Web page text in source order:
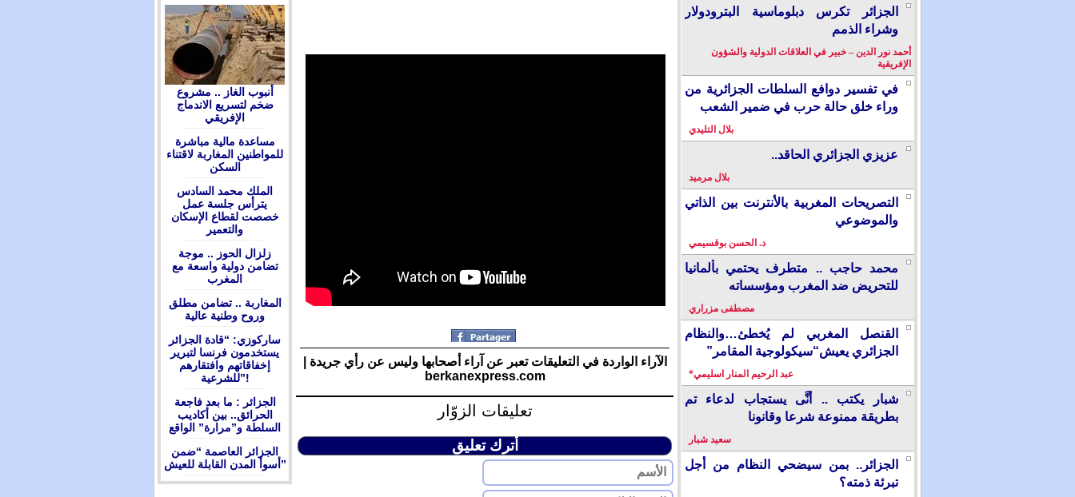
الجزائر تكرس دبلوماسية البترودولار
وشراء الذمم
أحمد نور الدين – خبير في العلاقات الدولية والشؤون
الإفريقية
في تفسير دوافع السلطات الجزائرية من
وراء خلق حالة حرب في ضمير الشعب
بلال التليدي
عزيزي الجزائري الحاقد..
بلال مرميد
التصريحات المغربية بالأنترنت بين الذاتي
والموضوعي
د. الحسن بوقسيمي
محمد حاجب .. متطرف يحتمي بألمانيا
للتحريض ضد المغرب ومؤسساته
مصطفى مزراري
القنصل المغربي لم يُخطئ…والنظام
الجزائري يعيش“سيكولوجية المقامر”
عبد الرحيم المنار اسليمي*
شبار يكتب .. أنَّى يستجاب لدعاء تم
بطريقة ممنوعة شرعا وقانونا
سعيد شبار
الجزائر.. بمن سيضحي النظام من أجل
تبرئة ذمته؟
الآراء الواردة في التعليقات تعبر عن آراء أصحابها وليس عن رأي جريدة |
berkanexpress.com
تعليقات الزوّار
أترك تعليق
أنبوب الغاز .. مشروع
ضخم لتسريع الاندماج
الإفريقي
مساعدة مالية مباشرة
للمواطنين المغاربة لاقتناء
السكن
الملك محمد السادس
يترأس جلسة عمل
خصصت لقطاع الإسكان
والتعمير
زلزال الحوز .. موجة
تضامن دولية واسعة مع
المغرب
المغاربة .. تضامن مطلق
وروح وطنية عالية
ساركوزي: “قادة الجزائر
يستخدمون فرنسا لتبرير
إخفاقاتهم وافتقارهم
للشرعية”!
الجزائر : ما بعد فاجعة
الحرائق.. بين أكاديب
السلطة و”مرارة” الواقع
الجزائر العاصمة “ضمن
أسوأ المدن القابلة للعيش”